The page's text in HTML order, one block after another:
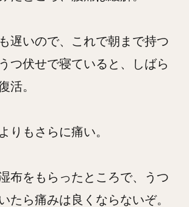
遅いので、これで朝まで持つ
つ伏せで寝ていると、しばら
活。
りもさらに痛い。
布をもらったところで、うつ
たら痛みは良くならないぞ。